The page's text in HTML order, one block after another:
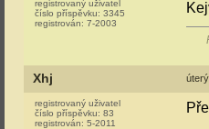
registrovaný uživatel
číslo příspěvku: 3345
registrován: 7-2003
Xhj
registrovaný uživatel
číslo příspěvku: 83
registrován: 5-2011